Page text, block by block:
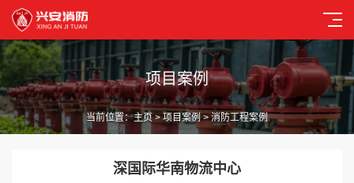
项目案例
当前位置：主页>项目案例> 消防工程案例
深国际华南物流中心